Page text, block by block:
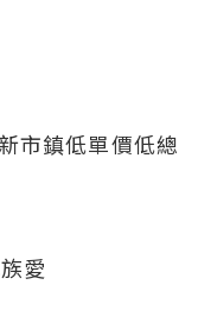
市鎮低單價低總
愛